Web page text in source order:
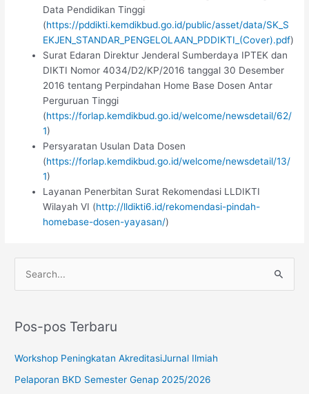
Data Pendidikan Tinggi
(https://pddikti.kemdikbud.go.id/public/asset/data/SK_S
EKJEN_STANDAR_PENGELOLAAN_PDDIKTI_(Cover).pdf)
Surat Edaran Direktur Jenderal Sumberdaya IPTEK dan
DIKTI Nomor 4034/D2/KP/2016 tanggal 30 Desember
2016 tentang Perpindahan Home Base Dosen Antar
Perguruan Tinggi
(https://forlap.kemdikbud.go.id/welcome/newsdetail/62/
1)
Persyaratan Usulan Data Dosen
(https://forlap.kemdikbud.go.id/welcome/newsdetail/13/
1)
Layanan Penerbitan Surat Rekomendasi LLDIKTI
Wilayah VI (http://lldikti6.id/rekomendasi-pindah-
homebase-dosen-yayasan/)
iPos-pos Terbaru
Workshop Peningkatan AkreditasiJurnal Ilmiah
Pelaporan BKD Semester Genap 2025/2026